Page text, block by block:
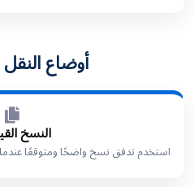
أوضاع
النسخ
استخدم تدفق نسخ واضحًا ومتوقعًا